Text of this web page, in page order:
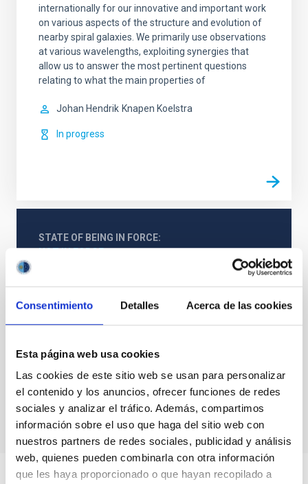
Consentimiento Detalles Acerca de las cookies
Esta página web usa cookies
Las cookies de este sitio web se usan para personalizar
el contenido y los anuncios, ofrecer funciones de redes
sociales y analizar el tráfico. Además, compartimos
información sobre el uso que haga del sitio web con
nuestros partners de redes sociales, publicidad y análisis
web, quienes pueden combinarla con otra información
que les haya proporcionado o que hayan recopilado a
internationally for our innovative and important work
on various aspects of the structure and evolution of
nearby spiral galaxies. We primarily use observations
at various wavelengths, exploiting synergies that
allow us to answer the most pertinent questions
relating to what the main properties of
Johan Hendrik Knapen Koelstra
In progress
STATE OF BEING IN FORCE
NOT IN FORCE
Formation & Evolution of Galaxies (FYEG)